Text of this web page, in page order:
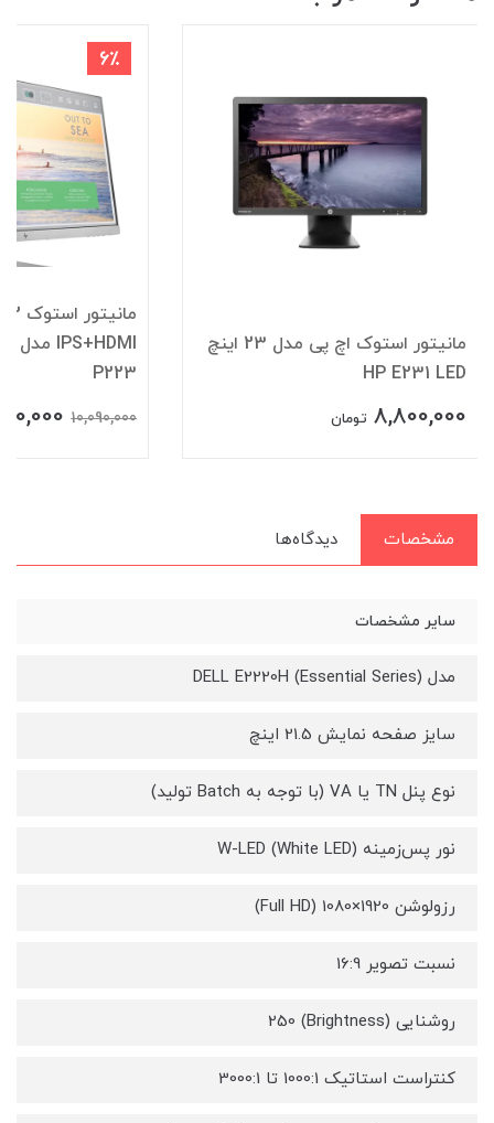
IPS+HDMI مدل HP EliteDisplay
P223
10,090,000
9,500,000
2٪
LP2465 سایز 24 اینچ
9,000,000
مشخصات دیدگاه‌ها
سایر مشخصات
مدل DELL E2220H (Essential Series)
سایز صفحه نمایش 21.5 اینچ
نوع پنل TN یا VA (با توجه به Batch تولید)
نور پس‌زمینه W-LED (White LED)
رزولوشن 1920×1080 (Full HD)
نسبت تصویر 16:9
روشنایی (Brightness) 250
کنتراست استاتیک 1000:1 تا 3000:1